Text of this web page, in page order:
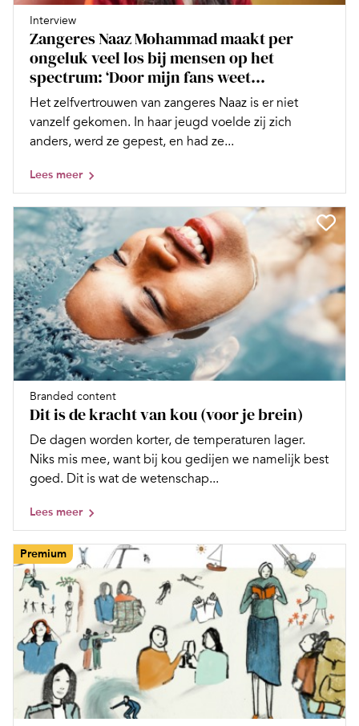
Interview
Zangeres Naaz Mohammad maakt per
ongeluk veel los bij mensen op het
spectrum: ‘Door mijn fans weet...
Het zelfvertrouwen van zangeres Naaz is er niet
vanzelf gekomen. In haar jeugd voelde zij zich
anders, werd ze gepest, en had ze...
Lees meer
Branded content
Dit is de kracht van kou (voor je brein)
De dagen worden korter, de temperaturen lager.
Niks mis mee, want bij kou gedijen we namelijk best
goed. Dit is wat de wetenschap...
Lees meer
Premium